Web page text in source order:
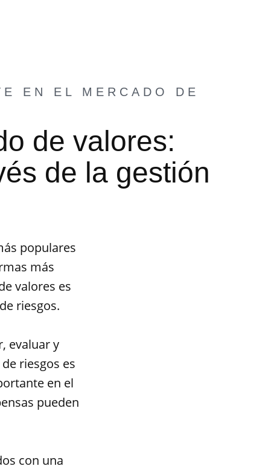
EN EL MERCADO DE
de valores:
de la gestión
populares
más
valores es
riesgos.
evaluar y
riesgos es
en el
pueden
con una